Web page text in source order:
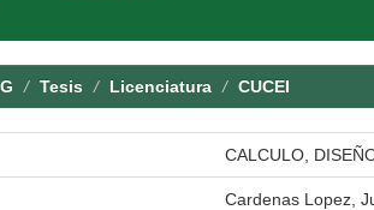
Tesis Licenciatura CUCEI
CALCULO,
Cardenas Lopez,